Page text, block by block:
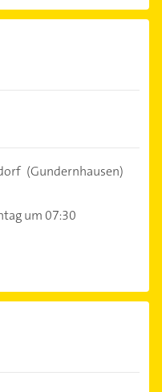
(Gundernhausen)
um 07:30